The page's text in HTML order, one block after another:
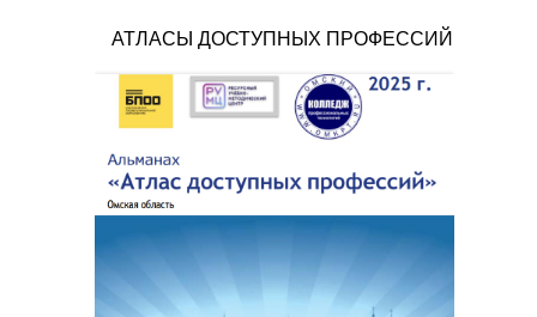
АТЛАСЫ ДОСТУПНЫХ ПРОФЕССИЙ